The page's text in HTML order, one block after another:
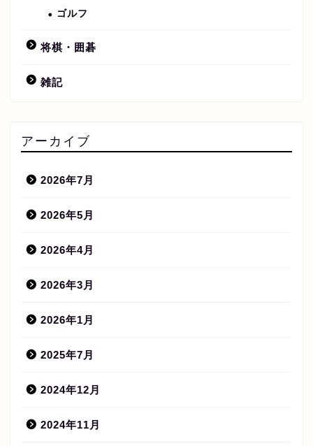
ゴルフ
将棋・囲碁
雑記
アーカイブ
2026年7月
2026年5月
2026年4月
2026年3月
2026年1月
2025年7月
2024年12月
2024年11月